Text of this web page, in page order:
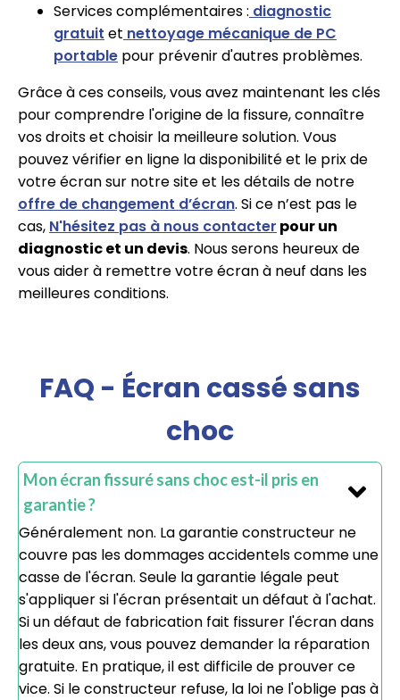
Services complémentaires : diagnostic
gratuit et nettoyage mécanique de PC
portable pour prévenir d'autres problèmes.
Grâce à ces conseils, vous avez maintenant les clés
pour comprendre l'origine de la fissure, connaître
vos droits et choisir la meilleure solution. Vous
pouvez vérifier en ligne la disponibilité et le prix de
votre écran sur notre site et les détails de notre
offre de changement d’écran. Si ce n’est pas le
cas, N'hésitez pas à nous contacter pour un
diagnostic et un devis. Nous serons heureux de
vous aider à remettre votre écran à neuf dans les
meilleures conditions.
FAQ - Écran cassé sans
choc
Mon écran fissuré sans choc est-il pris en
garantie ?
Généralement non. La garantie constructeur ne
couvre pas les dommages accidentels comme une
casse de l'écran. Seule la garantie légale peut
s'appliquer si l'écran présentait un défaut à l'achat.
Si un défaut de fabrication fait fissurer l'écran dans
les deux ans, vous pouvez demander la réparation
gratuite. En pratique, il est difficile de prouver ce
vice. Si le constructeur refuse, la loi ne l'oblige pas à